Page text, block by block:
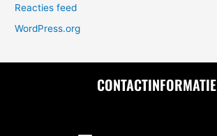
Reacties feed
WordPress.org
CONTACTINFORMATIE